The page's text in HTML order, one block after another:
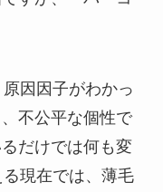
因因子がわかっ
不公平な個性で
だけでは何も変
現在では、薄毛